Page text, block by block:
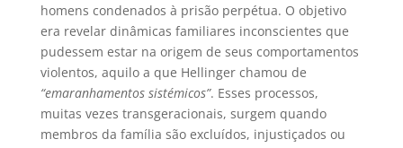
homens condenados à prisão perpétua. O objetivo
era revelar dinâmicas familiares inconscientes que
pudessem estar na origem de seus comportamentos
violentos, aquilo a que Hellinger chamou de
“emaranhamentos sistémicos”. Esses processos,
muitas vezes transgeracionais, surgem quando
membros da família são excluídos, injustiçados ou